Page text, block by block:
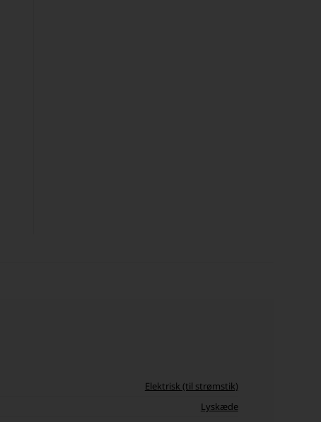
Elektrisk (til strømstik)
Lyskæde